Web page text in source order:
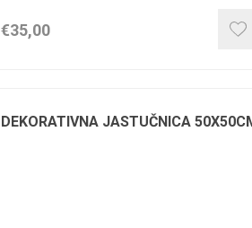
€35,00
DEKORATIVNA JASTUČNICA